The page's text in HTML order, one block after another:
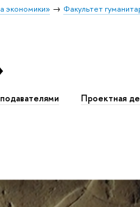
экономики» Факультет
Проектная